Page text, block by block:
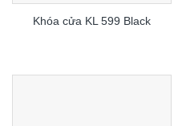
Khóa cửa KL 599 Black